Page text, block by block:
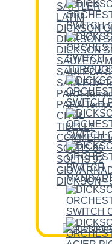
SATTLER
LATIM
DICKSON
DICKSON
DICKSON
SAULEDA
SAULEDA
SAULEDA
PARA
PARA
CITEL
TIBELLY
SOLTIS 86
SOLTIS 92
DICKSON -